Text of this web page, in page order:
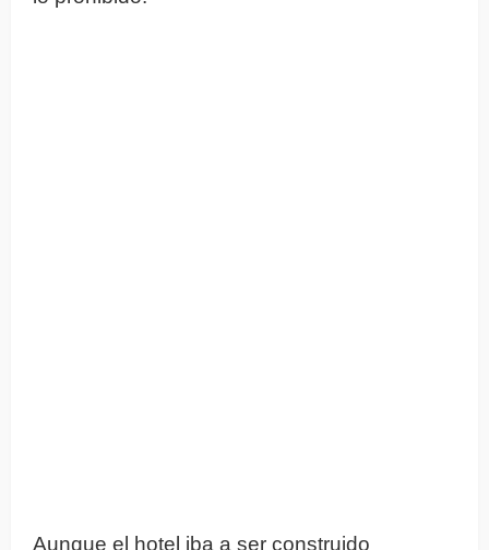
Aunque el hotel iba a ser construido